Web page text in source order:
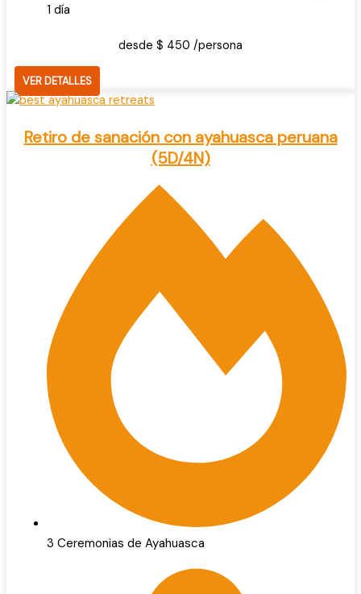
1 día
desde $ 450 /persona
VER DETALLES
Retiro de sanación con ayahuasca peruana
(5D/4N)
3 Ceremonias de Ayahuasca